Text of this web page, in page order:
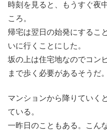
時刻を見ると、もうすぐ夜
ころ。
帰宅は翌日の始発にするこ
いに行くことにした。
坂の上は住宅地なのでコン
まで歩く必要があるそうだ。
マンションから降りていく
ている。
一昨日のこともある。こん